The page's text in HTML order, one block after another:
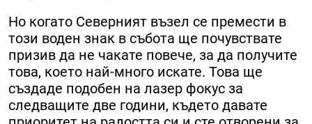
Но когато Северният възел се премести в
този воден знак в събота ще почувствате
призив да не чакате повече, за да получите
това, което най-много искате. Това ще
създаде подобен на лазер фокус за
следващите две години, където давате